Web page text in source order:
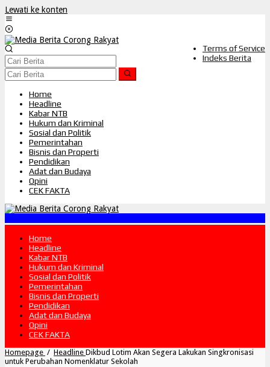
Lewati ke konten
Terms of Service
Indeks Berita
Home
Headline
Kabar NTB
Hukum dan Kriminal
Sosial dan Politik
Pemerintahan
Bisnis dan Properti
Pendidikan
Adat dan Budaya
Opini
CEK FAKTA
Home
Headline
Kabar NTB
Hukum dan Kriminal
Sosial dan Politik
Pemerintahan
Bisnis dan Properti
Pendidikan
Adat dan Budaya
Opini
CEK FAKTA
Homepage / Headline Dikbud Lotim Akan Segera Lakukan Singkronisasi
untuk Perubahan Nomenklatur Sekolah